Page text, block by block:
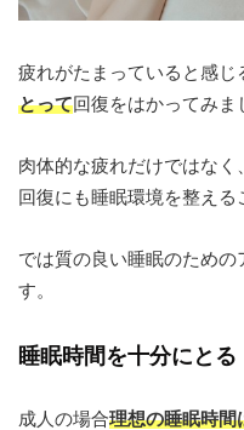
疲れがたまっていると感じ
とって回復をはかってみま
肉体的な疲れだけではな
回復にも睡眠環境を整える
では質の良い睡眠のため
す。
睡眠時間を十分にとる
成人の場合理想の睡眠時間